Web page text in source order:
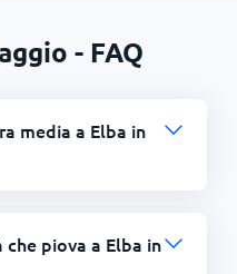
- FAQ
media a Elba in
piova a Elba in